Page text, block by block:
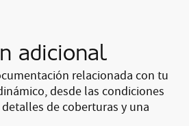
adicional
relacionada con tu
desde las condiciones
de coberturas y una